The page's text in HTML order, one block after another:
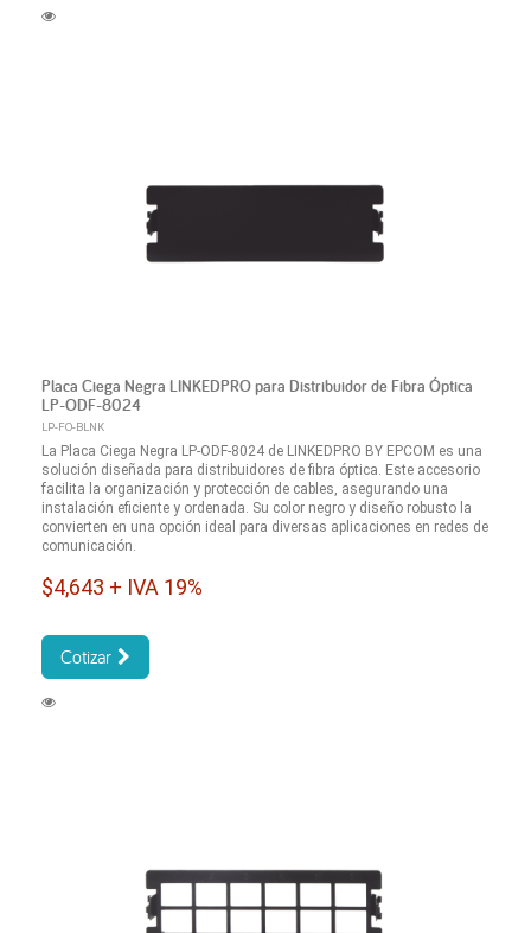
Placa Ciega Negra LINKEDPRO para Distribuidor de Fibra Óptica
LP-ODF-8024
LP-FO-BLNK
La Placa Ciega Negra LP-ODF-8024 de LINKEDPRO BY EPCOM es una
solución diseñada para distribuidores de fibra óptica. Este accesorio
facilita la organización y protección de cables, asegurando una
instalación eficiente y ordenada. Su color negro y diseño robusto la
convierten en una opción ideal para diversas aplicaciones en redes de
comunicación.
$4,643 + IVA 19%
Cotizar